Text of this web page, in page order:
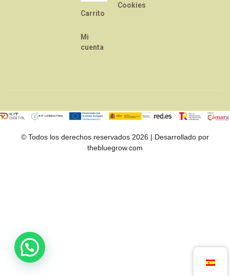
Carrito
Mi
cuenta
Cookies
© Todos los derechos reservados 2026 | Desarrollado por
thebluegrow.com